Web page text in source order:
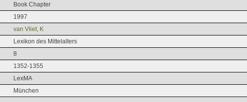
Book Chapter
1997
van Vliet, K
Lexikon des Mittelalters
8
1352-1355
LexMA
München